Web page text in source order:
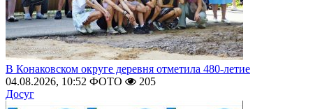
В Конаковском округе деревня отметила 480-летие
04.08.2026, 10:52 ФОТО
205
Досуг